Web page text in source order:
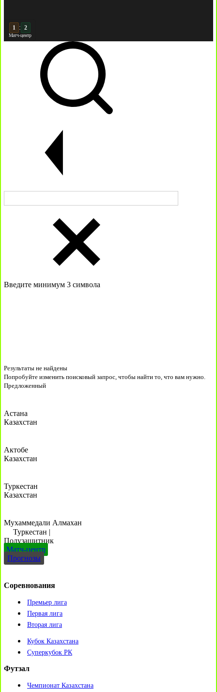
2 : 2
Матч-центр
Введите минимум 3 символа
Результаты не найдены
Попробуйте изменить поисковый запрос, чтобы найти то, что вам нужно.
Предложенный
Астана
Казахстан
Актобе
Казахстан
Туркестан
Казахстан
Мухаммедали Алмахан
Туркестан |
Полузащитник
Матч-центр
Прогнозы
Соревнования
Премьер лига
Первая лига
Вторая лига
Кубок Казахстана
Суперкубок РК
Футзал
Чемпионат Казахстана